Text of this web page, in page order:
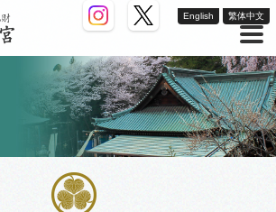
English 繁体中文